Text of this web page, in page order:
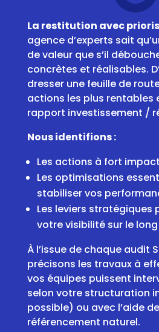
La restitution avec
agence d’experts sait
de valeur que s’il
concrètes et réalisables.
dresser une feuille de
actions les plus rentables
rapport investissement /
Nous identifions :
Les actions à fort
Les optimisations
stabiliser vos
Les leviers stratégiques
votre visibilité sur le
À l’issue de chaque audit
précisons les travaux à
vos équipes puissent
selon votre structuration
possible) ou avec l’aide
référencement naturel.